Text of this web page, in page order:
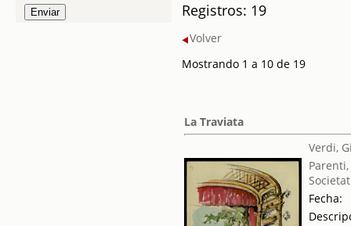
Registros: 19
Volver
Mostrando 1 a 10 de 19
La Traviata
Verdi,
Fecha: